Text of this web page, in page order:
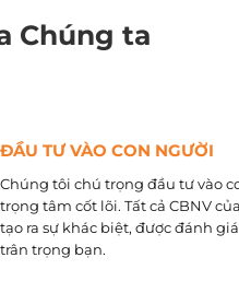
Chúng ta
ĐẦU TƯ VÀO CON NGƯỜI
Chúng tôi chú trọng đầu tư vào
trọng tâm cốt lõi. Tất cả CBNV
tạo ra sự khác biệt, được đánh
trân trọng bạn.